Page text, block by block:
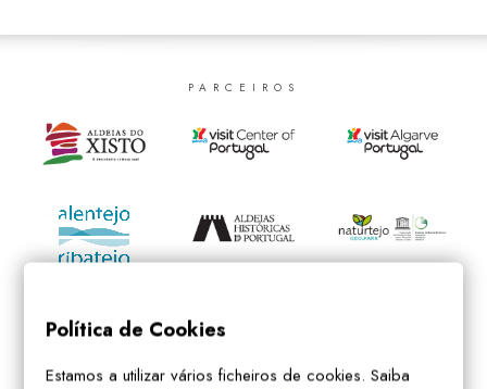
PARCEIROS
Política de Cookies
Estamos a utilizar vários ficheiros de cookies. Saiba